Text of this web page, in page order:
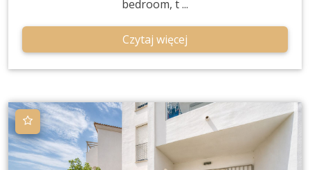
bedroom, t ...
Czytaj więcej